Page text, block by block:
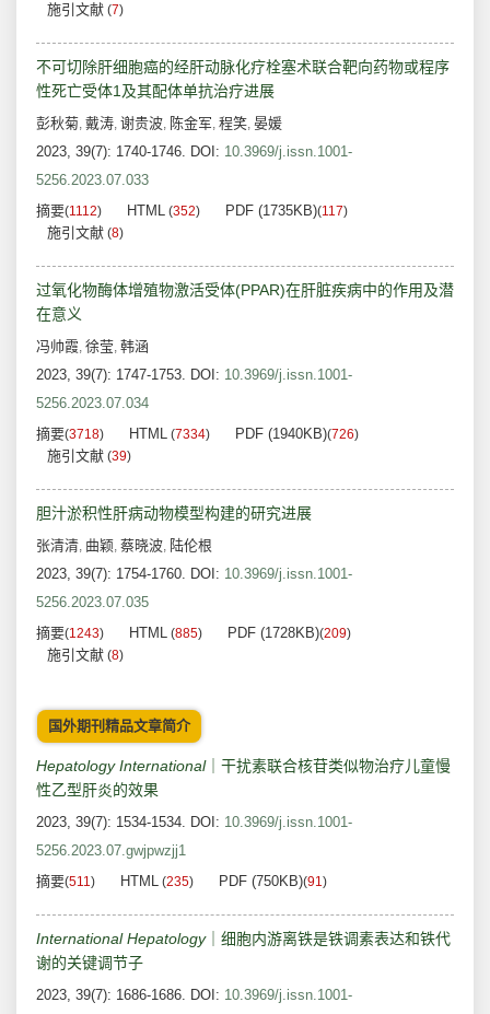
施引文献 (7)
不可切除肝细胞癌的经肝动脉化疗栓塞术联合靶向药物或程序
性死亡受体1及其配体单抗治疗进展
彭秋菊, 戴涛, 谢贵波, 陈金军, 程笑, 晏媛
2023, 39(7): 1740-1746. DOI: 10.3969/j.issn.1001-
5256.2023.07.033
摘要(1112) HTML (352) PDF (1735KB)(117)
施引文献 (8)
过氧化物酶体增殖物激活受体(PPAR)在肝脏疾病中的作用及潜
在意义
冯帅霞, 徐莹, 韩涵
2023, 39(7): 1747-1753. DOI: 10.3969/j.issn.1001-
5256.2023.07.034
摘要(3718) HTML (7334) PDF (1940KB)(726)
施引文献 (39)
胆汁淤积性肝病动物模型构建的研究进展
张清清, 曲颖, 蔡晓波, 陆伦根
2023, 39(7): 1754-1760. DOI: 10.3969/j.issn.1001-
5256.2023.07.035
摘要(1243) HTML (885) PDF (1728KB)(209)
施引文献 (8)
国外期刊精品文章简介
Hepatology International｜干扰素联合核苷类似物治疗儿童慢
性乙型肝炎的效果
2023, 39(7): 1534-1534. DOI: 10.3969/j.issn.1001-
5256.2023.07.gwjpwzjj1
摘要(511) HTML (235) PDF (750KB)(91)
International Hepatology｜细胞内游离铁是铁调素表达和铁代
谢的关键调节子
2023, 39(7): 1686-1686. DOI: 10.3969/j.issn.1001-